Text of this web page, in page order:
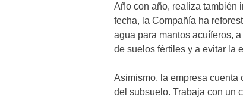
Año con año, realiza también
fecha, la Compañía ha
agua para mantos acuíferos,
de suelos fértiles y a evitar la
Asimismo, la empresa cuenta
del subsuelo. Trabaja con un